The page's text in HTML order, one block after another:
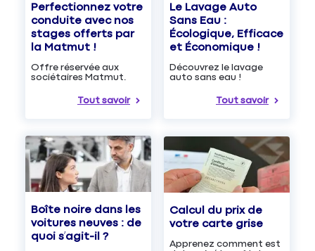
Perfectionnez votre
conduite avec nos
stages offerts par
la Matmut !
Offre réservée aux
sociétaires Matmut.
Tout savoir
Le Lavage Auto
Sans Eau :
Écologique, Efficace
et Économique !
Découvrez le lavage
auto sans eau !
Tout savoir
Boîte noire dans les
voitures neuves : de
quoi s’agit-il ?
Calcul du prix de
votre carte grise
Apprenez comment est